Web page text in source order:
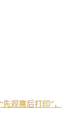
观察后打印”，